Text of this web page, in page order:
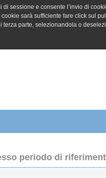
sessione e consente l’invio di
sarà sufficiente fare click sul
parte, selezionandola o
periodo di